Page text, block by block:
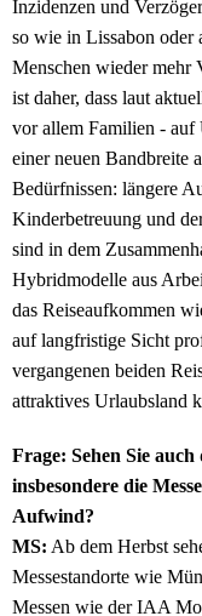
Inzidenzen und
so wie in Lissabon oder
Menschen wieder mehr
ist daher, dass laut
vor allem Familien - auf
einer neuen Bandbreite
Bedürfnissen: längere
Kinderbetreuung und
sind in dem
Hybridmodelle aus
das Reiseaufkommen
auf langfristige Sicht
vergangenen beiden
attraktives Urlaubsland
Frage: Sehen Sie
insbesondere die
Aufwind?
MS: Ab dem Herbst
Messestandorte wie
Messen wie der IAA